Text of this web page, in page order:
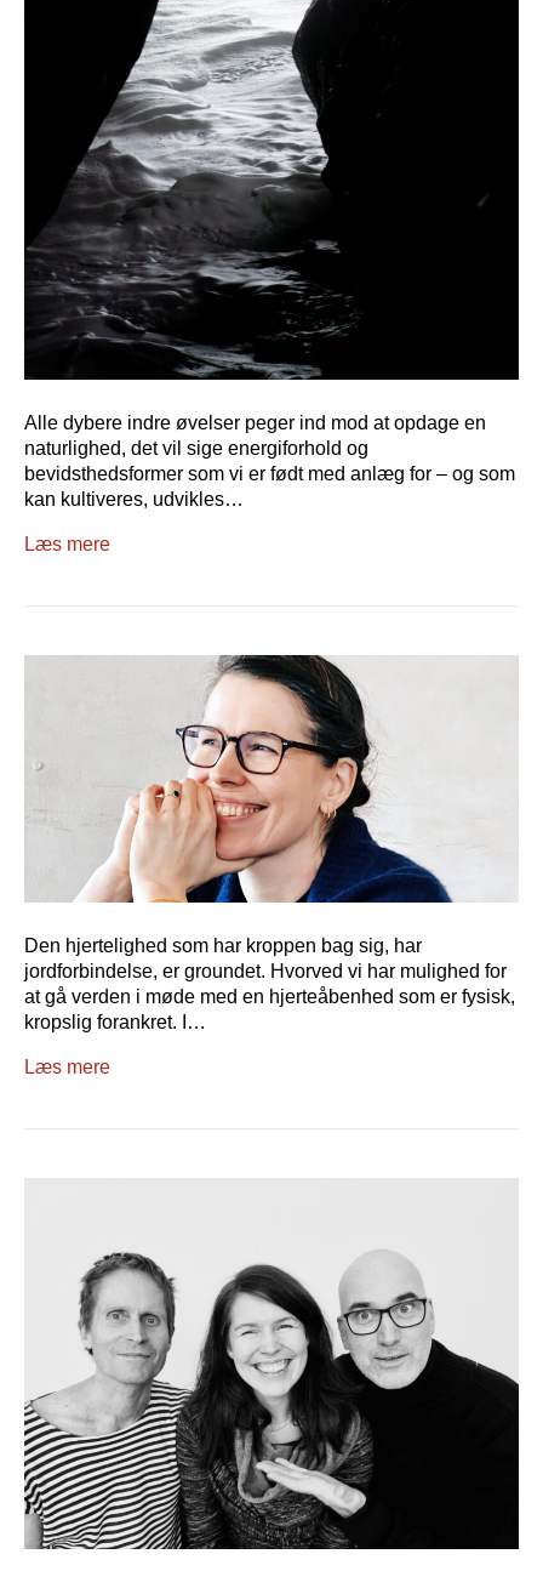
Alle dybere indre øvelser peger ind mod at opdage en
naturlighed, det vil sige energiforhold og
bevidsthedsformer som vi er født med anlæg for – og som
kan kultiveres, udvikles…
Læs mere
Den hjertelighed som har kroppen bag sig, har
jordforbindelse, er groundet. Hvorved vi har mulighed for
at gå verden i møde med en hjerteåbenhed som er fysisk,
kropslig forankret. I…
Læs mere